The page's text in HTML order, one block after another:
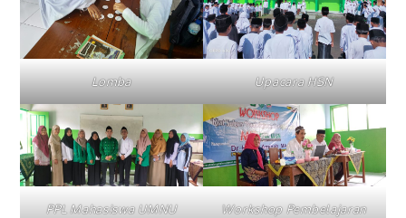
Lomba Upacara HSN
PPL Mahasiswa UMNU
Workshop Pembelajaran